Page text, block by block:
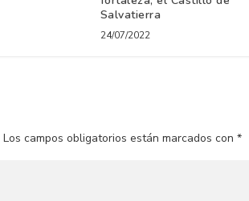
Salvatierra
24/07/2022
Los campos obligatorios están marcados con*